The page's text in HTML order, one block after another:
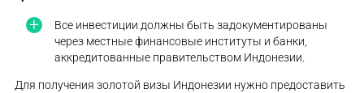
Все инвестиции должны быть задокументированы
через местные финансовые институты и банки,
аккредитованные правительством Индонезии.
Для получения золотой визы Индонезии нужно предоставить